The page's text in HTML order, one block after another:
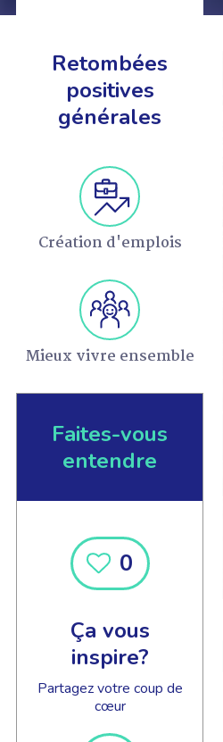
Retombées
positives
générales
Création d'emplois
Mieux vivre ensemble
Faites-vous
entendre
0
Ça vous
inspire?
Partagez votre coup de
cœur